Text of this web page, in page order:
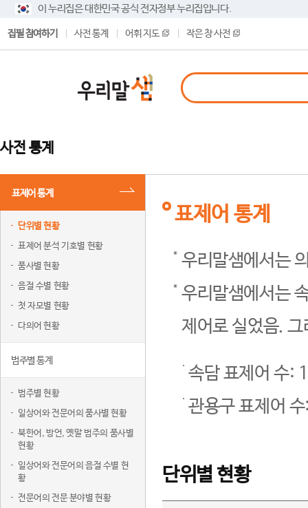
이 누리집은 대한민국 공식 전자정부 누리집입니다.
집필 참여하기 사전 통계 어휘 지도 작은 창 사전
사전 통계
표제어 통계
단위별 현황
표제어 분석 기호별 현황
품사별 현황
음절 수별 현황
첫 자모별 현황
다의어 현황
범주별 통계
범주별 현황
일상어와 전문어의 품사별 현황
북한어, 방언, 옛말 범주의 품사별
현황
일상어와 전문어의 음절 수별 현
황
전문어의 전문 분야별 현황
표제어 통계
우리말샘에서는
우리말샘에서는
제어로 실었음.
속담 표제어 수:
관용구 표제어
단위별 현황